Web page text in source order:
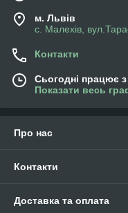
м. Львів
с. Малехів,
Контакти
Сьогодні працює
Показати весь
Про нас
Контакти
Доставка та оплата